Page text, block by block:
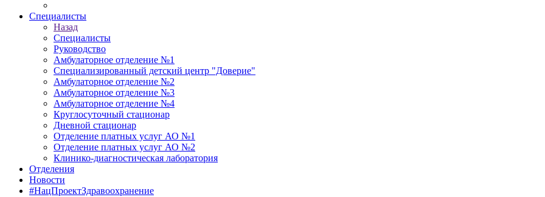
Специалисты
Назад
Специалисты
Руководство
Амбулаторное отделение №1
Специализированный детский центр "Доверие"
Амбулаторное отделение №2
Амбулаторное отделение №3
Амбулаторное отделение №4
Круглосуточный стационар
Дневной стационар
Отделение платных услуг АО №1
Отделение платных услуг АО №2
Клинико-диагностическая лаборатория
Отделения
Новости
#НацПроектЗдравоохранение